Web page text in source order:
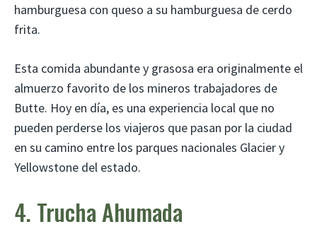
hamburguesa con queso a su hamburguesa de cerdo
frita.
Esta comida abundante y grasosa era originalmente el
almuerzo favorito de los mineros trabajadores de
Butte. Hoy en día, es una experiencia local que no
pueden perderse los viajeros que pasan por la ciudad
en su camino entre los parques nacionales Glacier y
Yellowstone del estado.
4. Trucha Ahumada